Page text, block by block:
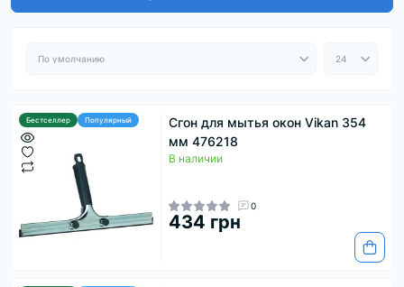
Бестселлер Популярный
Сгон для мытья окон Vikan 354
мм 476218
В наличии
0
434 грн